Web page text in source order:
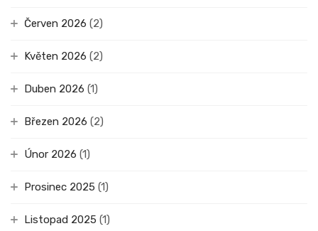
Červen 2026 (2)
Květen 2026 (2)
Duben 2026 (1)
Březen 2026 (2)
Únor 2026 (1)
Prosinec 2025 (1)
Listopad 2025 (1)